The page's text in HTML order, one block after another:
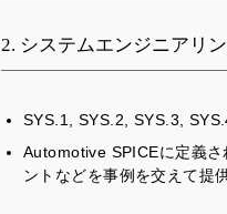
2. システムエンジニアリ
SYS.1, SYS.2, SYS.3,
Automotive SPICEに定義さ
ントなどを事例を交えて提